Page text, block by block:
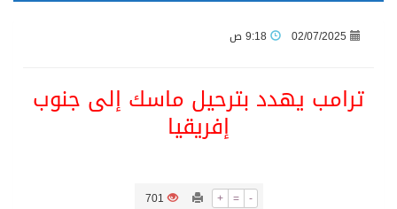
02/07/2025
ترامب يهدد بترحيل ماسك إلى جنوب
إفريقيا
+ = -
701